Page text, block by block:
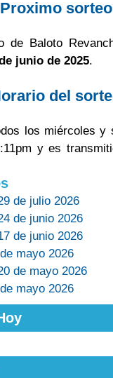
Proximo sorteo
de Baloto
junio de 2025.
del
los miércoles y
y es
de julio 2026
de junio 2026
de junio 2026
mayo 2026
de mayo 2026
mayo 2026